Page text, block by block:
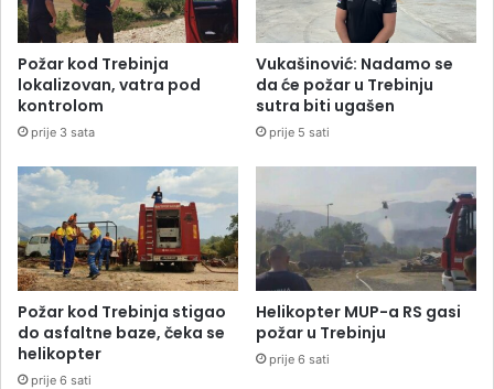
Požar kod Trebinja
lokalizovan, vatra pod
kontrolom
prije 3 sata
Vukašinović: Nadamo se
da će požar u Trebinju
sutra biti ugašen
prije 5 sati
Požar kod Trebinja stigao
do asfaltne baze, čeka se
helikopter
prije 6 sati
Helikopter MUP-a RS gasi
požar u Trebinju
prije 6 sati